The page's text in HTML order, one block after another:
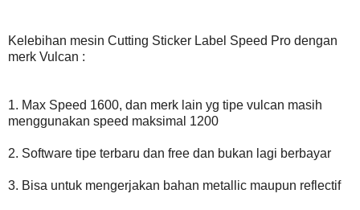
Kelebihan mesin Cutting Sticker Label Speed Pro dengan
merk Vulcan :
1. Max Speed 1600, dan merk lain yg tipe vulcan masih
menggunakan speed maksimal 1200
2. Software tipe terbaru dan free dan bukan lagi berbayar
3. Bisa untuk mengerjakan bahan metallic maupun reflectif